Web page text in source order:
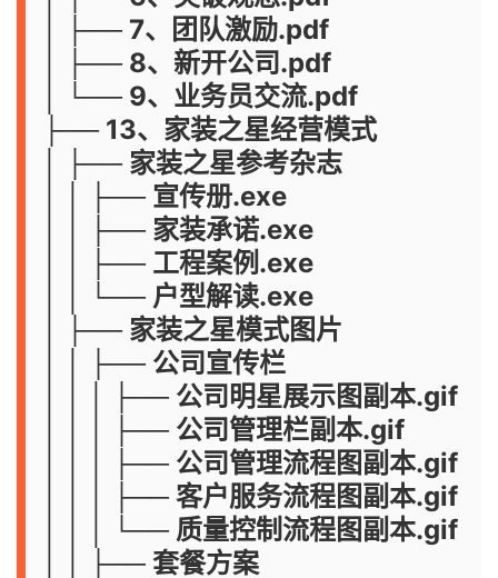
│ ├── 7、团队激励.pdf
│ ├── 8、新开公司.pdf
│ └── 9、业务员交流.pdf
├── 13、家装之星经营模式
│ ├── 家装之星参考杂志
│ │ ├── 宣传册.exe
│ │ ├── 家装承诺.exe
│ │ ├── 工程案例.exe
│ │ └── 户型解读.exe
│ ├── 家装之星模式图片
│ │ ├── 公司宣传栏
│ │ │ ├── 公司明星展示图副本.gif
│ │ │ ├── 公司管理栏副本.gif
│ │ │ ├── 公司管理流程图副本.gif
│ │ │ ├── 客户服务流程图副本.gif
│ │ │ └── 质量控制流程图副本.gif
│ │ ├── 套餐方案